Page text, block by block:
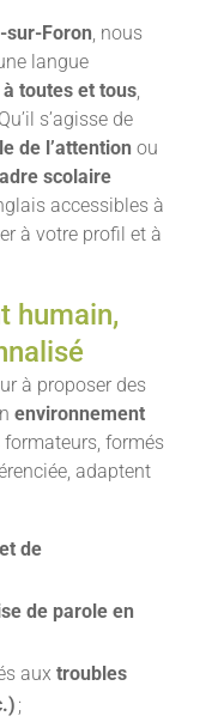
sur-Foron , nous
langue
toutes et tous,
s’agisse de
de l’attention ou
scolaire
accessibles à
à votre profil et à
humain,
à proposer des
environnement
formateurs, formés
adaptent
de
de parole en
aux troubles
;